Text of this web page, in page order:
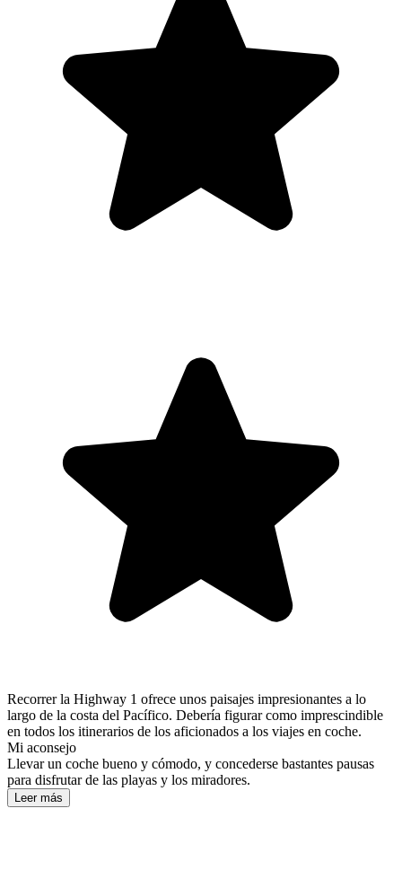
Recorrer la Highway 1 ofrece unos paisajes impresionantes a lo
largo de la costa del Pacífico. Debería figurar como imprescindible
en todos los itinerarios de los aficionados a los viajes en coche.
Mi aconsejo
Llevar un coche bueno y cómodo, y concederse bastantes pausas
para disfrutar de las playas y los miradores.
Leer más